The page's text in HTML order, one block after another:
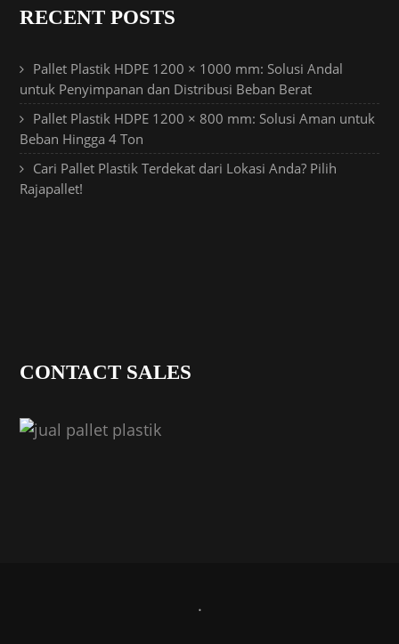
RECENT POSTS
Pallet Plastik HDPE 1200 × 1000 mm: Solusi Andal
untuk Penyimpanan dan Distribusi Beban Berat
Pallet Plastik HDPE 1200 × 800 mm: Solusi Aman untuk
Beban Hingga 4 Ton
Cari Pallet Plastik Terdekat dari Lokasi Anda? Pilih
Rajapallet!
CONTACT SALES
.